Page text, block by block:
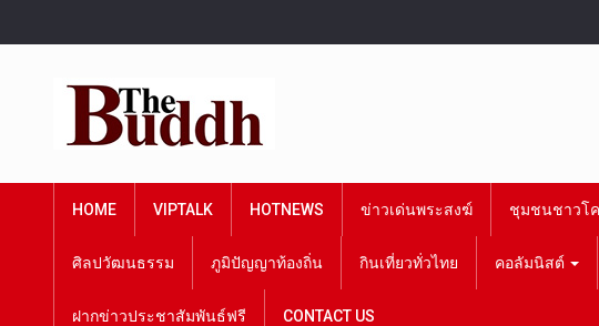
HOME VIPTALK HOTNEWS ข่าวเด่นพระสงฆ์ ชุมชนชาวโค
ศิลปวัฒนธรรม ภูมิปัญญาท้องถิ่น กินเที่ยวทั่วไทย คอลัมนิสต์
ฝากข่าวประชาสัมพันธ์ฟรี CONTACT US